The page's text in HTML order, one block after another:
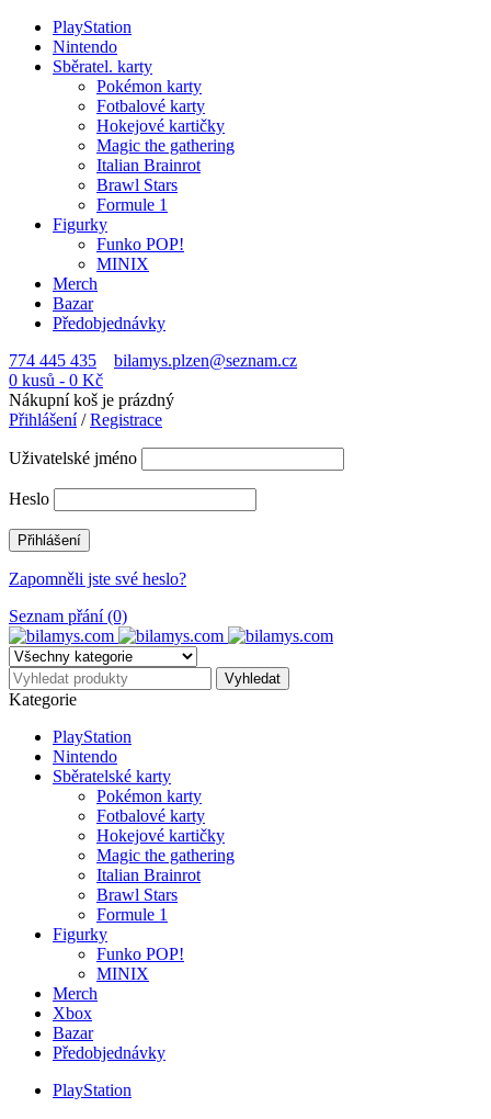
PlayStation
Nintendo
Sběratel. karty
Pokémon karty
Fotbalové karty
Hokejové kartičky
Magic the gathering
Italian Brainrot
Brawl Stars
Formule 1
Figurky
Funko POP!
MINIX
Merch
Bazar
Předobjednávky
774 445 435
bilamys.plzen@seznam.cz
0 kusů - 0 Kč
Nákupní koš je prázdný
Přihlášení/Registrace
Uživatelské jméno
Heslo
Zapomněli jste své heslo?
Seznam přání (0)
Kategorie
PlayStation
Nintendo
Sběratelské karty
Pokémon karty
Fotbalové karty
Hokejové kartičky
Magic the gathering
Italian Brainrot
Brawl Stars
Formule 1
Figurky
Funko POP!
MINIX
Merch
Xbox
Bazar
Předobjednávky
PlayStation